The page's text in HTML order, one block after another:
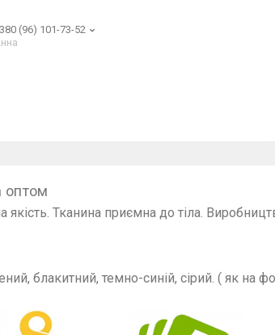
(96) 101-73-52
оптом
якість. Тканина приємна до тіла.
блакитний, темно-синій, сірий. ( як на